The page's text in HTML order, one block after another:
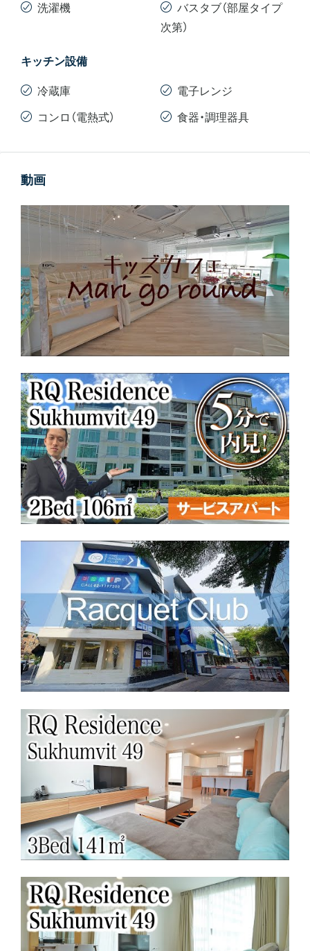
洗濯機
バスタブ（部屋タイプ
次第）
キッチン設備
冷蔵庫
コンロ（電熱式）
電子レンジ
食器・調理器具
動画